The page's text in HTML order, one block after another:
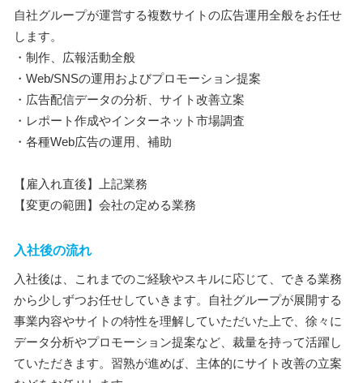
自社グループが運営する複数サイトの広告運用全般をお任せ
します。
・制作、広報活動全般
・Web/SNSの運用およびプロモーション提案
・広告配信データの分析、サイト改善立案
・レポート作成やインターネット市場調査
・各種Web広告の運用、補助
【雇入れ直後】上記業務
【変更の範囲】会社の定める業務
入社後の流れ
入社後は、これまでのご経験やスキルに応じて、できる業務
から少しずつお任せしていきます。自社グループが展開する
事業内容やサイトの特性を理解していただいた上で、徐々に
データ分析やプロモーション提案など、裁量を持って活躍し
ていただきます。習熟が進めば、主体的にサイト改善の立案